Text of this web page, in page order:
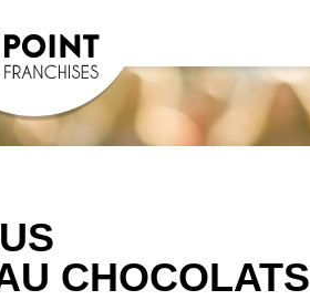
CHOCOLATS